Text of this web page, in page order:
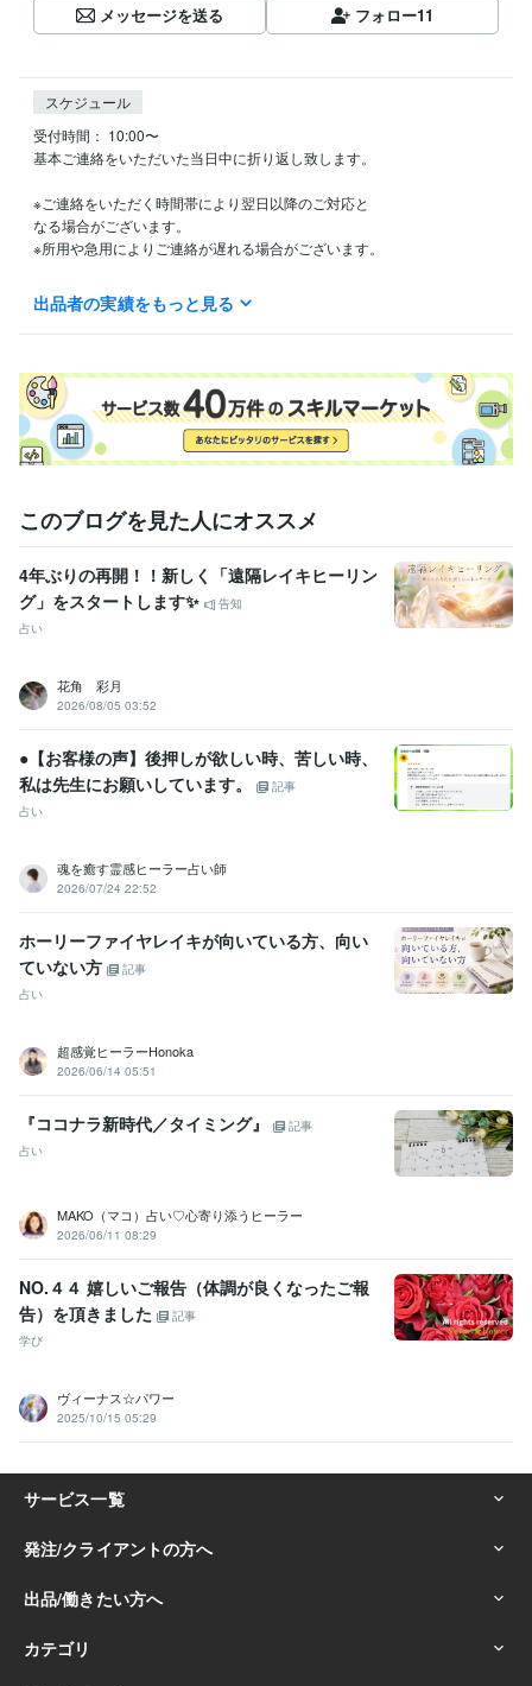
メッセージを送る フォロー11
スケジュール
受付時間： 10:00〜
基本ご連絡をいただいた当日中に折り返し致します。
※ご連絡をいただく時間帯により翌日以降のご対応と
なる場合がございます。
※所用や急用によりご連絡が遅れる場合がございます。
ご迷惑をお掛け致しますが、ご理解の程何卒
よろしくお願い致します。
占い 遠隔ヒーリング タロット占い
占い・スピリチュアル 遠隔ヒーリング
タロットカード
癒しと笑顔 宇宙意識 レイキ
出品者の実績をもっと見る
このブログを見た人にオススメ
4年ぶりの再開！！新しく「遠隔レイキヒーリン
グ」をスタートします✨
告知
占い
花角 彩月
2026/08/05 03:52
●【お客様の声】後押しが欲しい時、苦しい時、
私は先生にお願いしています。
記事
占い
魂を癒す霊感ヒーラー占い師
2026/07/24 22:52
ホーリーファイヤレイキが向いている方、向い
ていない方
記事
占い
超感覚ヒーラーHonoka
2026/06/14 05:51
『ココナラ新時代／タイミング』
記事
占い
MAKO（マコ）占い♡心寄り添うヒーラー
2026/06/11 08:29
NO.４４ 嬉しいご報告（体調が良くなったご報
告）を頂きました
記事
学び
ヴィーナス☆パワー
2025/10/15 05:29